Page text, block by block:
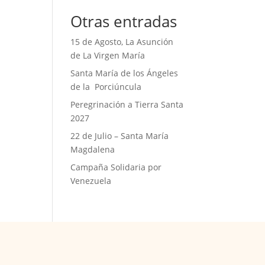
Otras entradas
15 de Agosto, La Asunción
de La Virgen María
Santa María de los Ángeles
de la Porciúncula
Peregrinación a Tierra Santa
2027
22 de Julio – Santa María
Magdalena
Campaña Solidaria por
Venezuela